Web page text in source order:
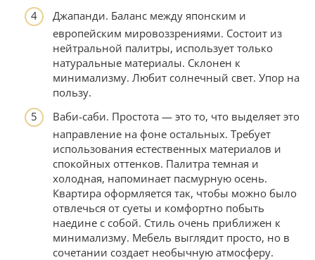
Джапанди. Баланс между японским и
европейским мировоззрениями. Состоит из
нейтральной палитры, использует только
натуральные материалы. Склонен к
минимализму. Любит солнечный свет. Упор на
пользу.
Ваби-саби. Простота — это то, что выделяет это
направление на фоне остальных. Требует
использования естественных материалов и
спокойных оттенков. Палитра темная и
холодная, напоминает пасмурную осень.
Квартира оформляется так, чтобы можно было
отвлечься от суеты и комфортно побыть
наедине с собой. Стиль очень приближен к
минимализму. Мебель выглядит просто, но в
сочетании создает необычную атмосферу.